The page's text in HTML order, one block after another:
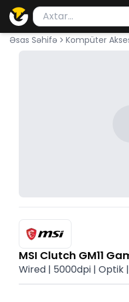
Məhsul axtar
Axtarış üçün ən azı
Əsas Səhifə Kompüter
MSI Clutch GM11
Wired | 5000dpi | Optik |